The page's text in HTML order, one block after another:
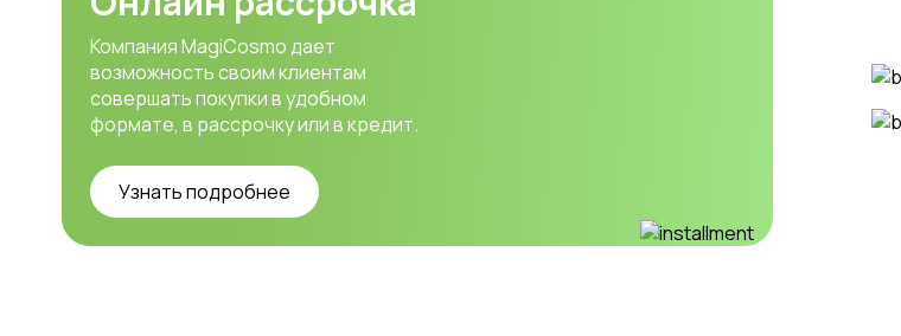
Компания MagiCosmo дает
возможность своим клиентам
совершать покупки в удобном
формате, в рассрочку или в кредит.
Узнать подробнее